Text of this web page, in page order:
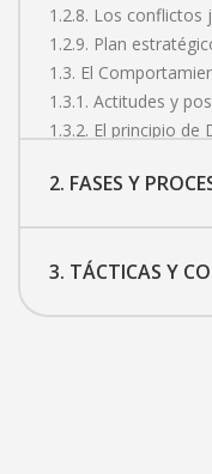
1.2.8. Los conflictos
1.2.9. Plan
1.3. El
1.3.1. Actitudes y
1.3.2. El principio de
1.3.4. Motivar
1.3.7. Descripción
2. FASES Y
3. TÁCTICAS Y